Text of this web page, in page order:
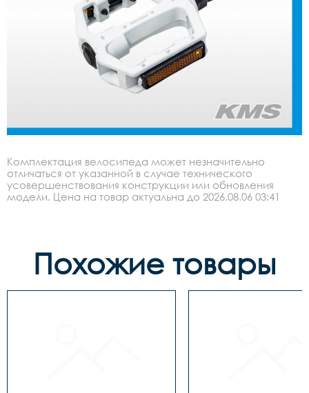
Комплектация велосипеда может незначительно
отличаться от указанной в случае технического
усовершенствования конструкции или обновления
модели. Цена на товар актуальна до 2026.08.06 03:41
Похожие товары